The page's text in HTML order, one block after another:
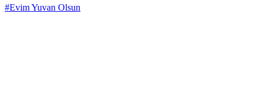
#Evim Yuvan Olsun